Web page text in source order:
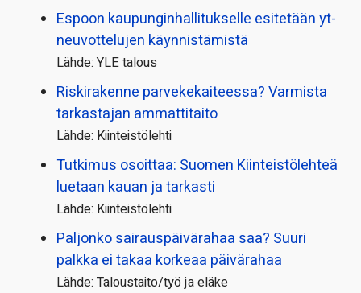
Espoon kaupungin­hallitukselle esitetään yt-
neuvottelujen käynnistämistä
Lähde: YLE talous
Riskirakenne parvekekaiteessa? Varmista
tarkastajan ammattitaito
Lähde: Kiinteistölehti
Tutkimus osoittaa: Suomen Kiinteistölehteä
luetaan kauan ja tarkasti
Lähde: Kiinteistölehti
Paljonko sairauspäivä­rahaa saa? Suuri
palkka ei takaa korkeaa päivärahaa
Lähde: Taloustaito/työ ja eläke